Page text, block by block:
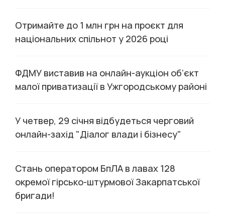
Отримайте до 1 млн грн на проєкт для
національних спільнот у 2026 році
ФДМУ виставив на онлайн-аукціон об’єкт
малої приватизації в Ужгородському районі
У четвер, 29 січня відбудеться черговий
онлайн-захід "Діалог влади і бізнесу"
Стань оператором БпЛА в лавах 128
окремої гірсько-штурмової Закарпатської
бригади!